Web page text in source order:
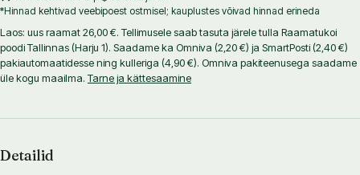
*Hinnad kehtivad veebipoest ostmisel; kauplustes võivad hinnad erineda
Laos: uus raamat 26,00 €. Tellimusele saab tasuta järele tulla Raamatukoi
poodi Tallinnas (Harju 1). Saadame ka Omniva (2,20 €) ja SmartPosti (2,40 €)
pakiautomaatidesse ning kulleriga (4,90 €). Omniva pakiteenusega saadame
üle kogu maailma. Tarne ja kättesaamine
Detailid